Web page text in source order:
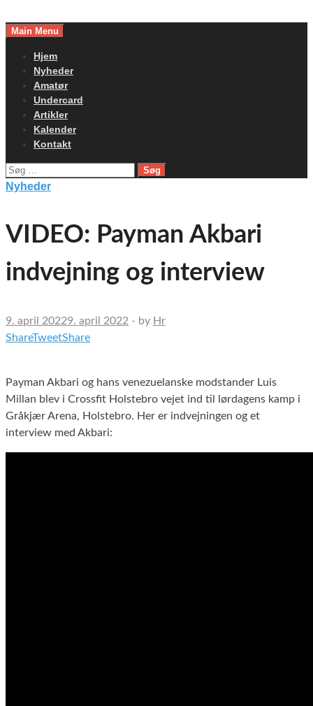
toMain Menu
Hjem
Nyheder
Amatør
Undercard
Artikler
Kalender
Kontakt
Søg
efter:
Nyheder
VIDEO: Payman Akbari
indvejning og interview
9. april 20229. april 2022 - by Hr
ShareTweetShare
Payman Akbari og hans venezuelanske modstander Luis
Millan blev i Crossfit Holstebro vejet ind til lørdagens kamp i
Gråkjær Arena, Holstebro. Her er indvejningen og et
interview med Akbari: